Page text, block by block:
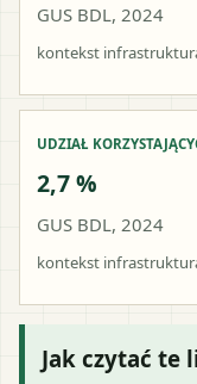
GUS BDL, 2024
kontekst
UDZIAŁ
2,7 %
GUS BDL, 2024
kontekst
Jak czytać te